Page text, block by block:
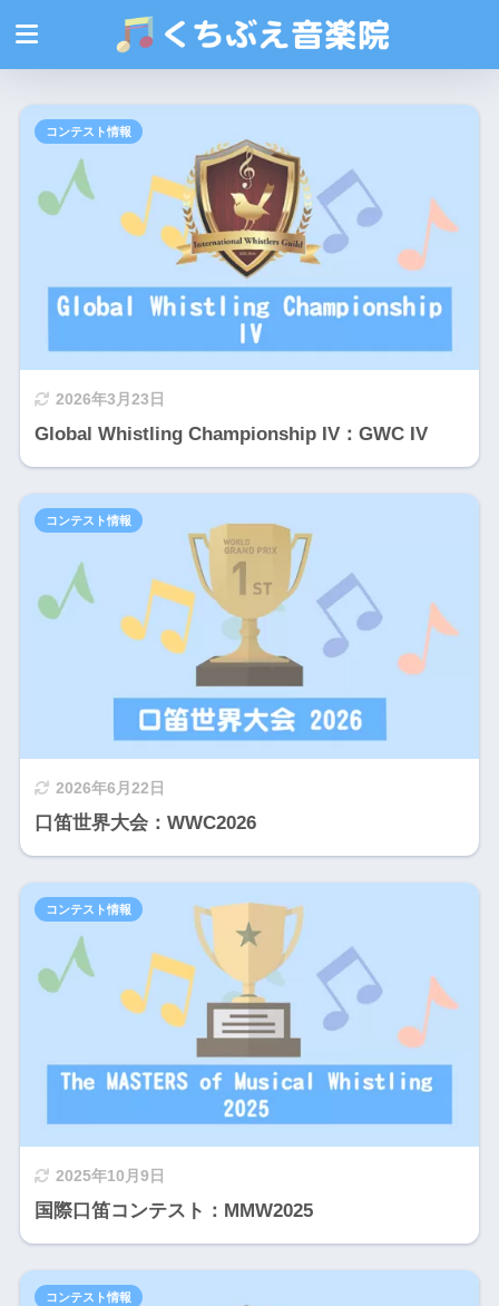
2026年3月23日
Global Whistling Championship IV：GWC IV
コンテスト情報
2026年6月22日
口笛世界大会：WWC2026
コンテスト情報
2025年10月9日
国際口笛コンテスト：MMW2025
コンテスト情報
コンテスト情報